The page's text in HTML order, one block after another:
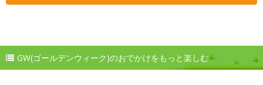
GW(ゴールデンウィーク)のおでかけをもっと楽しむ